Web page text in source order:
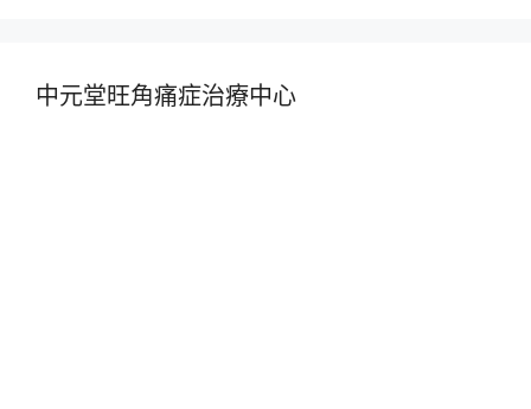
中元堂旺角痛症治療中心